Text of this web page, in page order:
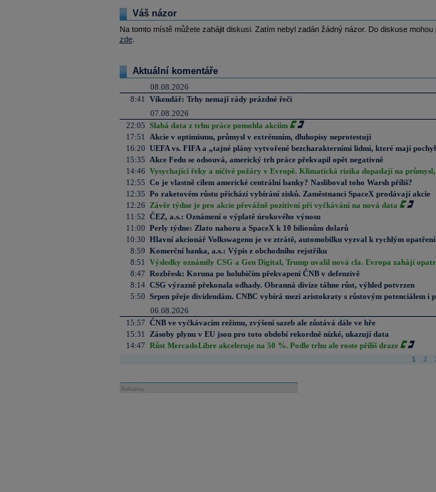
Váš názor
Na tomto místě můžete zahájit diskusi. Zatím nebyl zadán žádný názor. Do diskuse
zde.
Aktuální komentáře
08.08.2026
8:41
Víkendář: Trhy nemají rády prázdné řeči
07.08.2026
22:05 Slabá data z trhu práce pomohla akciím
17:51
Akcie v optimismu, průmysl v extrémním, dluhopisy neprotestují
16:20 UEFA vs. FIFA a „tajné plány vytvořené bezcharakterními lidmi, které mají
15:35
Akce Fedu se odsouvá, americký trh práce překvapil opět negativně
14:46 Vysychající řeky a ničivé požáry v Evropě. Klimatická rizika dopadají na
12:55 Co je vlastně cílem americké centrální banky? Nasliboval toho Warsh příliš?
12:35 Po raketovém růstu přichází vybírání zisků. Zaměstnanci SpaceX prodávají akcie
12:26
Závěr týdne je pro akcie převážně pozitivní při vyčkávání na nová data
11:52 ČEZ, a.s.: Oznámení o výplatě úrokového výnosu
11:00 Perly týdne: Zlato nahoru a SpaceX k 10 bilionům dolarů
10:30 Hlavní akcionář Volkswagenu je ve ztrátě, automobilku vyzval k rychlým
8:59 Komerční banka, a.s.: Výpis z obchodního rejstříku
8:51
Výsledky oznámily CSG a Gen Digital, Trump uvalil nová cla. Evropa zahájí
8:47 Rozbřesk: Koruna po holubičím překvapení ČNB v defenzivě
8:14 CSG výrazně překonala odhady. Obranná divize táhne růst, výhled potvrzen
5:50 Srpen přeje dividendám. CNBC vybírá mezi aristokraty s růstovým potenciálem i
06.08.2026
15:57 ČNB ve vyčkávacím režimu, zvýšení sazeb ale zůstává dále ve hře
15:31
Zásoby plynu v EU jsou pro toto období rekordně nízké, ukazují data
14:47 Růst MercadoLibre akceleruje na 50 %. Podle trhu ale roste příliš draze
1 2
Reklama